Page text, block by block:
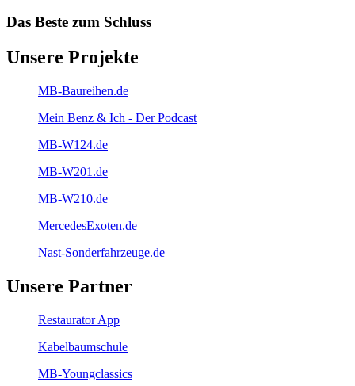
Das Beste zum Schluss
Unsere Projekte
MB-Baureihen.de
Mein Benz & Ich - Der Podcast
MB-W124.de
MB-W201.de
MB-W210.de
MercedesExoten.de
Nast-Sonderfahrzeuge.de
Unsere Partner
Restaurator App
Kabelbaumschule
MB-Youngclassics